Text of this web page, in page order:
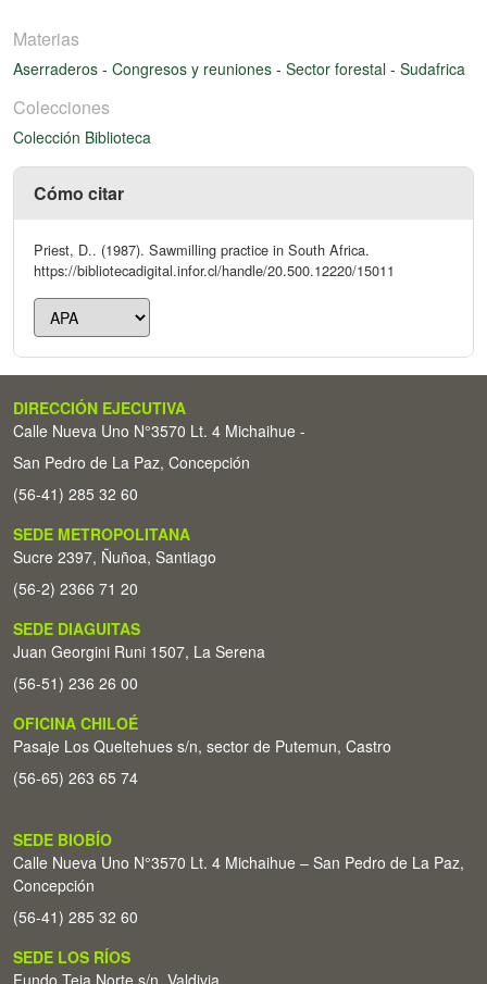
Materias
Aserraderos - Congresos y reuniones - Sector forestal - Sudafrica
Colecciones
Colección Biblioteca
Cómo citar
Priest, D.. (1987). Sawmilling practice in South Africa.
https://bibliotecadigital.infor.cl/handle/20.500.12220/15011
DIRECCIÓN EJECUTIVA
Calle Nueva Uno N°3570 Lt. 4 Michaihue -
San Pedro de La Paz, Concepción
(56-41) 285 32 60
SEDE METROPOLITANA
Sucre 2397, Ñuñoa, Santiago
(56-2) 2366 71 20
SEDE DIAGUITAS
Juan Georgini Runi 1507, La Serena
(56-51) 236 26 00
OFICINA CHILOÉ
Pasaje Los Queltehues s/n, sector de Putemun, Castro
(56-65) 263 65 74
SEDE BIOBÍO
Calle Nueva Uno N°3570 Lt. 4 Michaihue – San Pedro de La Paz,
Concepción
(56-41) 285 32 60
SEDE LOS RÍOS
Fundo Teja Norte s/n. Valdivia